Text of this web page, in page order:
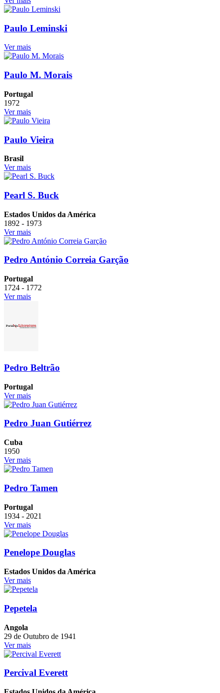
Paulo Leminski
Ver mais
Paulo M. Morais
Portugal
1972
Ver mais
Paulo Vieira
Brasil
Ver mais
Pearl S. Buck
Estados Unidos da América
1892 - 1973
Ver mais
Pedro António Correia Garção
Portugal
1724 - 1772
Ver mais
Pedro Beltrão
Portugal
Ver mais
Pedro Juan Gutiérrez
Cuba
1950
Ver mais
Pedro Tamen
Portugal
1934 - 2021
Ver mais
Penelope Douglas
Estados Unidos da América
Ver mais
Pepetela
Angola
29 de Outubro de 1941
Ver mais
Percival Everett